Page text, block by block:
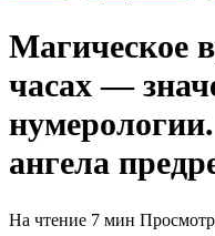
Магическое
часах —
ангела
На чтение 7 мин